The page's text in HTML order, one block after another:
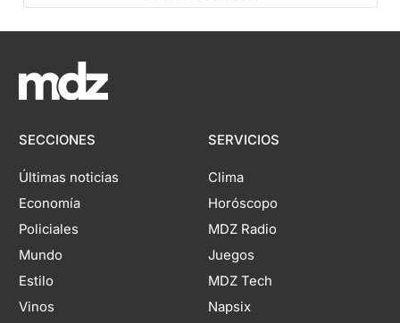
SECCIONES
Últimas noticias
Economía
Policiales
Mundo
Estilo
Vinos
SERVICIOS
Clima
Horóscopo
MDZ Radio
Juegos
MDZ Tech
Napsix